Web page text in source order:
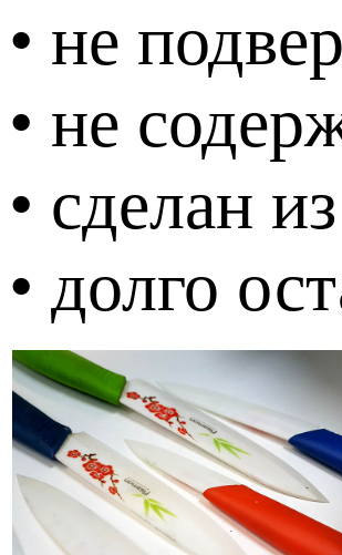
• не
• не
• сделан
• долго